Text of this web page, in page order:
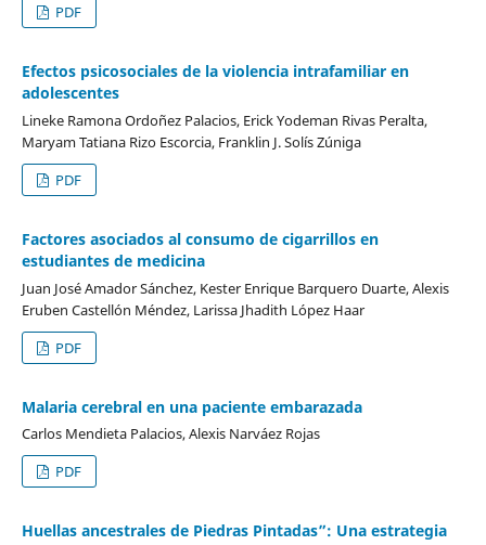
PDF
Efectos psicosociales de la violencia intrafamiliar en
adolescentes
Lineke Ramona Ordoñez Palacios, Erick Yodeman Rivas Peralta,
Maryam Tatiana Rizo Escorcia, Franklin J. Solís Zúniga
PDF
Factores asociados al consumo de cigarrillos en
estudiantes de medicina
Juan José Amador Sánchez, Kester Enrique Barquero Duarte, Alexis
Eruben Castellón Méndez, Larissa Jhadith López Haar
PDF
Malaria cerebral en una paciente embarazada
Carlos Mendieta Palacios, Alexis Narváez Rojas
PDF
Huellas ancestrales de Piedras Pintadas”: Una estrategia